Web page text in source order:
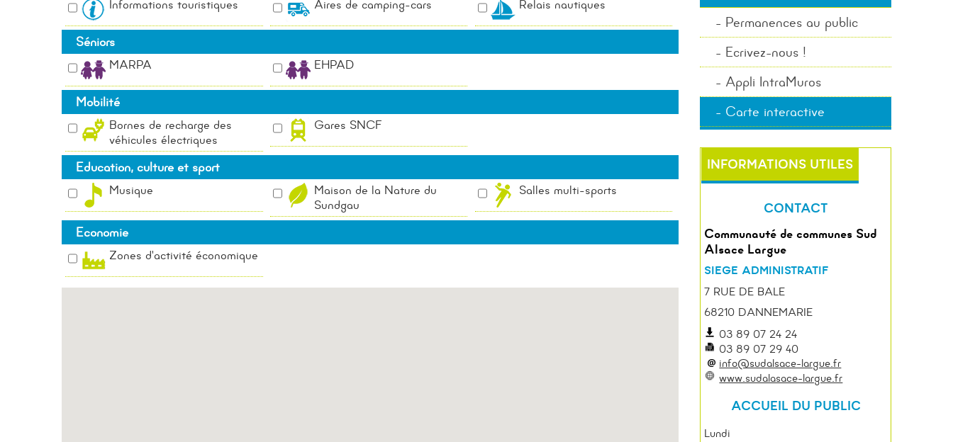
Hébergement
Maintien à domicile
Aidants
Animations
Office du Tourisme
Informations touristiques Aires de camping-cars Relais nautiques
Séniors
MARPA EHPAD
Mobilité
Bornes de recharge des
véhicules électriques
Gares SNCF
Education, culture et sport
Musique
Maison de la Nature du
Sundgau
Salles multi-sports
Economie
Zones d'activité économique
Permanences au public
Ecrivez-nous !
Appli IntraMuros
Carte interactive
INFORMATIONS UTILES
CONTACT
Communauté de communes Sud
Alsace Largue
SIEGE ADMINISTRATIF
7 RUE DE BALE
68210 DANNEMARIE
03 89 07 24 24
03 89 07 29 40
info@sudalsace-largue.fr
www.sudalasace-largue.fr
ACCUEIL DU PUBLIC
Lundi